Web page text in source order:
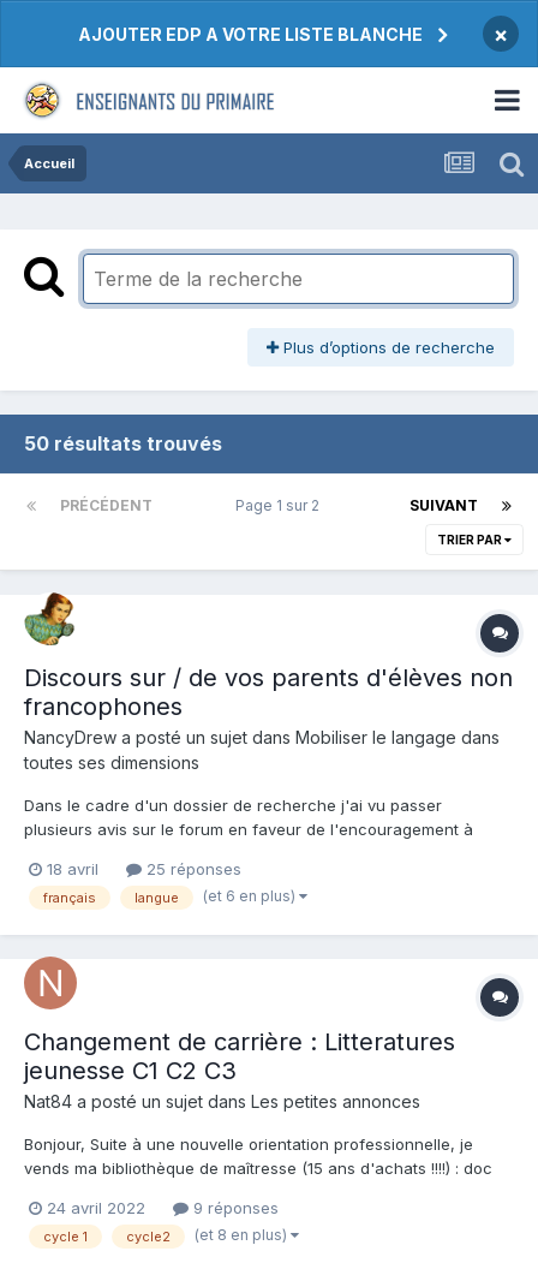
AJOUTER EDP A VOTRE LISTE BLANCHE ×
Accueil
Plus d’options de recherche
50 résultats trouvés
PRÉCÉDENT SUIVANT
Page 1 sur 2
TRIER PAR
Discours sur / de vos parents d'élèves non
francophones
NancyDrew a posté un sujet dans Mobiliser le langage dans
toutes ses dimensions
Dans le cadre d'un dossier de recherche j'ai vu passer
plusieurs avis sur le forum en faveur de l'encouragement à
francophones; Certaines interventions datent d'environ 20 ans,
un peu moins pour certaines. Avez-vous évolué dans cette
18 avril 25 réponses
français langue (et 6 en plus)
Changement de carrière : Litteratures
jeunesse C1 C2 C3
Nat84 a posté un sujet dans Les petites annonces
Bonjour, Suite à une nouvelle orientation professionnelle, je
vends ma bibliothèque de maîtresse (15 ans d'achats !!!!) : doc
allemand. Photos sur demande. Pour l'instant, que des livres
mais bientôt les jeux de mes ateliers a...
24 avril 2022 9 réponses
cycle 1 cycle2 (et 8 en plus)